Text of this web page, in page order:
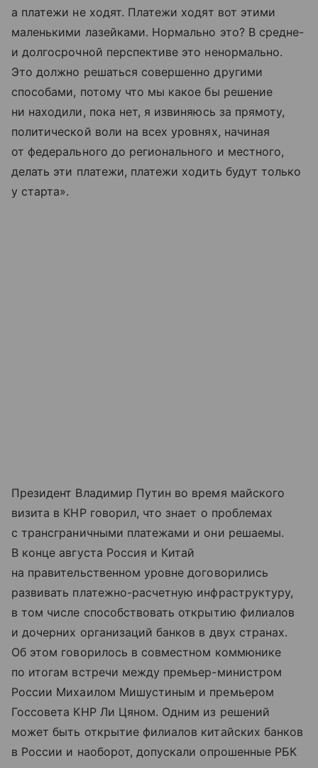
а платежи не ходят. Платежи ходят вот этими
маленькими лазейками. Нормально это? В средне-
и долгосрочной перспективе это ненормально.
Это должно решаться совершенно другими
способами, потому что мы какое бы решение
ни находили, пока нет, я извиняюсь за прямоту,
политической воли на всех уровнях, начиная
от федерального до регионального и местного,
делать эти платежи, платежи ходить будут только
у старта».
Президент Владимир Путин во время майского
визита в КНР говорил, что знает о проблемах
с трансграничными платежами и они решаемы.
В конце августа Россия и Китай
на правительственном уровне договорились
развивать платежно-расчетную инфраструктуру,
в том числе способствовать открытию филиалов
и дочерних организаций банков в двух странах.
Об этом говорилось в совместном коммюнике
по итогам встречи между премьер-министром
России Михаилом Мишустиным и премьером
Госсовета КНР Ли Цяном. Одним из решений
может быть открытие филиалов китайских банков
в России и наоборот, допускали опрошенные РБК